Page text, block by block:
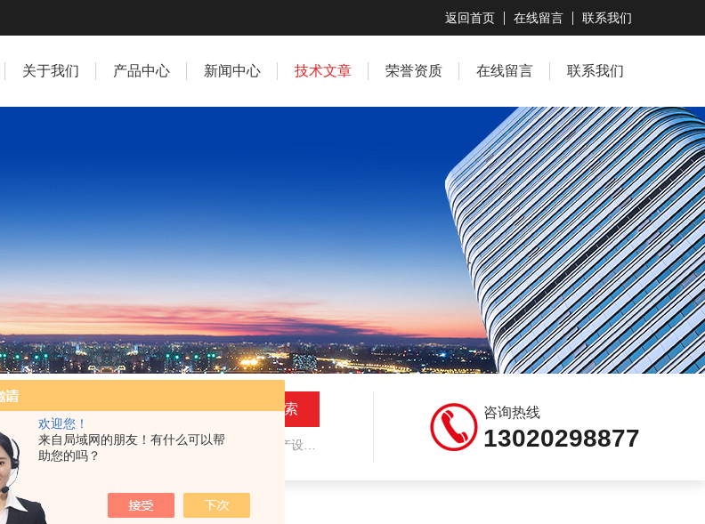
欢迎您！
来自局域网的朋友！有什么可以帮
助您的吗？
返回首页 在线留言 联系我们
关于我们 产品中心 新闻中心 技术文章 荣誉资质 在线留言 联系我们
热门关键词：隐形眼镜（接触镜）用检测仪器和生产设备，人工晶状体（IOL/ICL）用检测仪器和生产设备，眼镜产品检测仪器，水气处理环保设备
咨询热线
13020298877